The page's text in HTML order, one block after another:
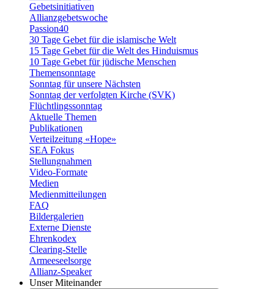
Gebetsinitiativen
Allianzgebetswoche
Passion40
30 Tage Gebet für die islamische Welt
15 Tage Gebet für die Welt des Hinduismus
10 Tage Gebet für jüdische Menschen
Themensonntage
Sonntag für unsere Nächsten
Sonntag der verfolgten Kirche (SVK)
Flüchtlingssonntag
Aktuelle Themen
Publikationen
Verteilzeitung «Hope»
SEA Fokus
Stellungnahmen
Video-Formate
Medien
Medienmitteilungen
FAQ
Bildergalerien
Externe Dienste
Ehrenkodex
Clearing-Stelle
Armeeseelsorge
Allianz-Speaker
Unser Miteinander